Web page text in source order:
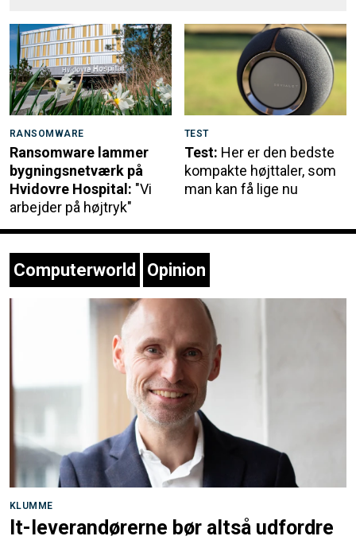
RANSOMWARE
Ransomware lammer
bygningsnetværk på
Hvidovre Hospital: "Vi
arbejder på højtryk"
TEST
Test: Her er den bedste
kompakte højttaler, som
man kan få lige nu
Computerworld Opinion
KLUMME
It-leverandørerne bør altså udfordre